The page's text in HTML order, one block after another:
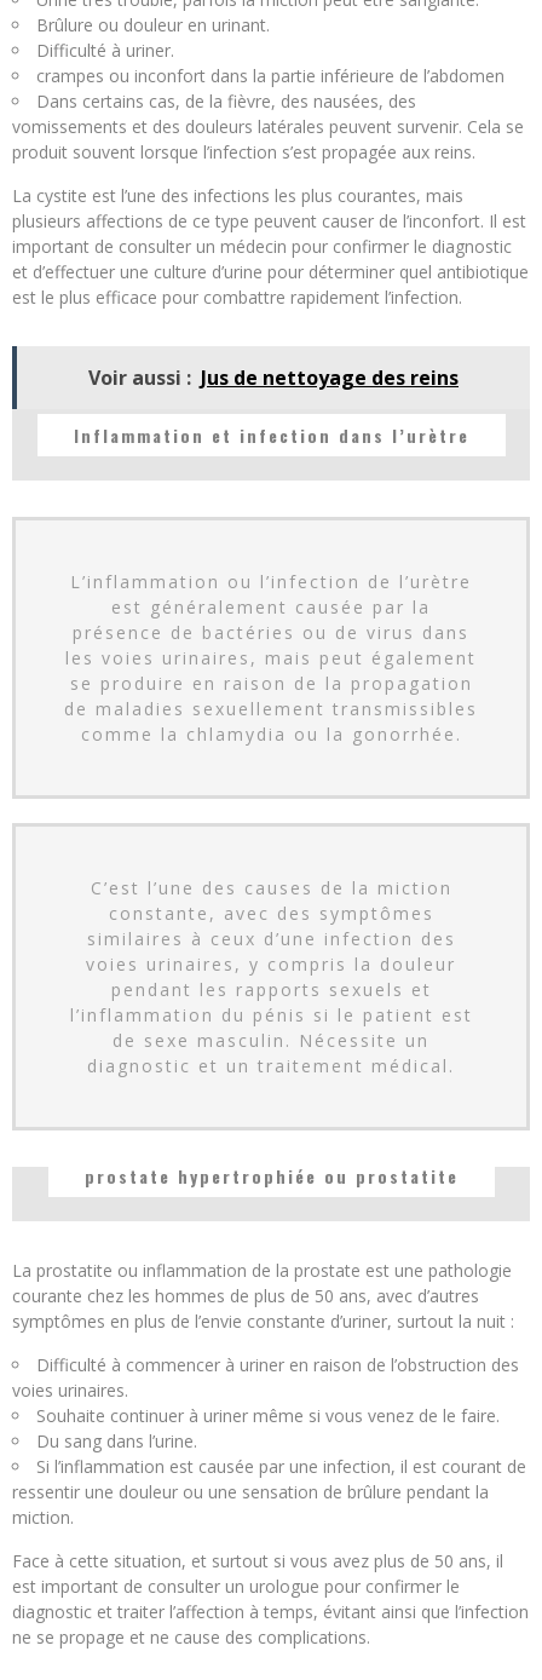
Brûlure ou douleur en urinant.
Difficulté à uriner.
crampes ou inconfort dans la partie inférieure de l’abdomen
Dans certains cas, de la fièvre, des nausées, des
vomissements et des douleurs latérales peuvent survenir. Cela se
produit souvent lorsque l’infection s’est propagée aux reins.
La cystite est l’une des infections les plus courantes, mais
plusieurs affections de ce type peuvent causer de l’inconfort. Il est
important de consulter un médecin pour confirmer le diagnostic
et d’effectuer une culture d’urine pour déterminer quel antibiotique
est le plus efficace pour combattre rapidement l’infection.
Voir aussi : Jus de nettoyage des reins
Inflammation et infection dans l’urètre
L’inflammation ou l’infection de l’urètre
est généralement causée par la
présence de bactéries ou de virus dans
les voies urinaires, mais peut également
se produire en raison de la propagation
de maladies sexuellement transmissibles
comme la chlamydia ou la gonorrhée.
C’est l’une des causes de la miction
constante, avec des symptômes
similaires à ceux d’une infection des
voies urinaires, y compris la douleur
pendant les rapports sexuels et
l’inflammation du pénis si le patient est
de sexe masculin. Nécessite un
diagnostic et un traitement médical.
prostate hypertrophiée ou prostatite
La prostatite ou inflammation de la prostate est une pathologie
courante chez les hommes de plus de 50 ans, avec d’autres
symptômes en plus de l’envie constante d’uriner, surtout la nuit :
Difficulté à commencer à uriner en raison de l’obstruction des
voies urinaires.
Souhaite continuer à uriner même si vous venez de le faire.
Du sang dans l’urine.
Si l’inflammation est causée par une infection, il est courant de
ressentir une douleur ou une sensation de brûlure pendant la
miction.
Face à cette situation, et surtout si vous avez plus de 50 ans, il
est important de consulter un urologue pour confirmer le
diagnostic et traiter l’affection à temps, évitant ainsi que l’infection
ne se propage et ne cause des complications.